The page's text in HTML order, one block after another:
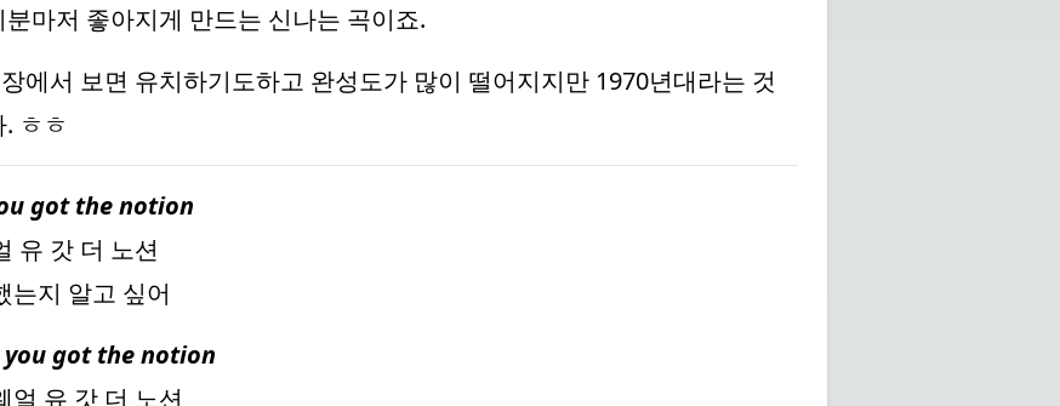
마저 좋아지게 만드는 신나는 곡이죠.
에서 보면 유치하기도하고 완성도가 많이 떨어지지만 1970년대라는 것
ㅎㅎ
got the notion
유 갓 더 노션
는지 알고 싶어
got the notion
얼 유 갓 더 노션